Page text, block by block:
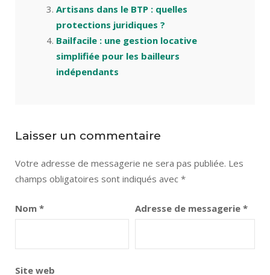
Artisans dans le BTP : quelles
protections juridiques ?
Bailfacile : une gestion locative
simplifiée pour les bailleurs
indépendants
Laisser un commentaire
Votre adresse de messagerie ne sera pas publiée. Les
champs obligatoires sont indiqués avec *
Nom * Adresse de messagerie *
Site web